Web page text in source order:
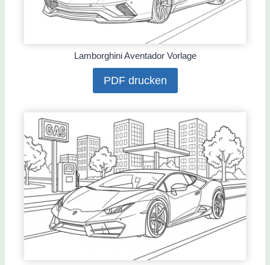
Lamborghini Aventador Vorlage
PDF drucken